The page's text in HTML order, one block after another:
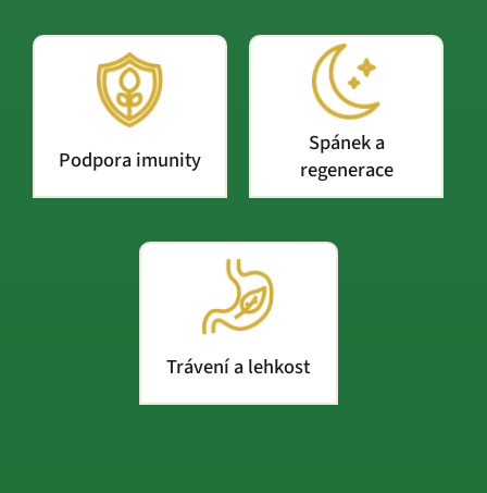
Podpora imunity
Spánek a
regenerace
Trávení a lehkost